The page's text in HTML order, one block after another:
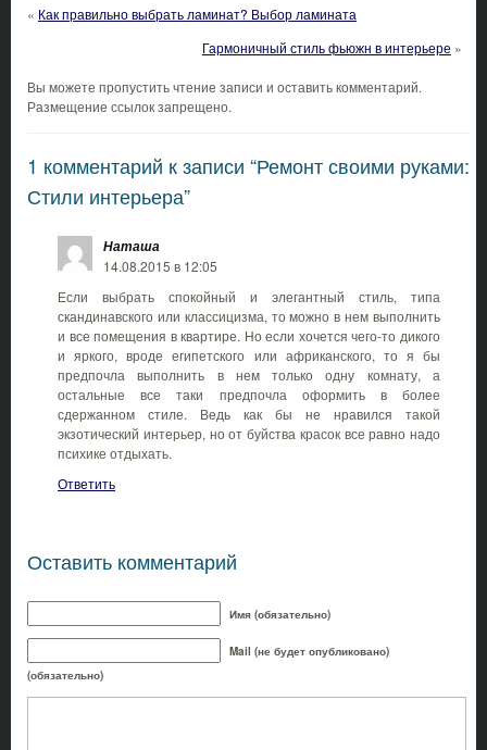
« Как правильно выбрать ламинат? Выбор ламината
Гармоничный стиль фьюжн в интерьере »
Вы можете пропустить чтение записи и оставить комментарий.
Размещение ссылок запрещено.
1 комментарий к записи “Ремонт своими руками:
Стили интерьера”
Наташа
14.08.2015 в 12:05
Если выбрать спокойный и элегантный стиль, типа
скандинавского или классицизма, то можно в нем выполнить
и все помещения в квартире. Но если хочется чего-то дикого
и яркого, вроде египетского или африканского, то я бы
предпочла выполнить в нем только одну комнату, а
остальные все таки предпочла оформить в более
сдержанном стиле. Ведь как бы не нравился такой
экзотический интерьер, но от буйства красок все равно надо
психике отдыхать.
Ответить
Оставить комментарий
Имя (обязательно)
Mail (не будет опубликовано)
(обязательно)